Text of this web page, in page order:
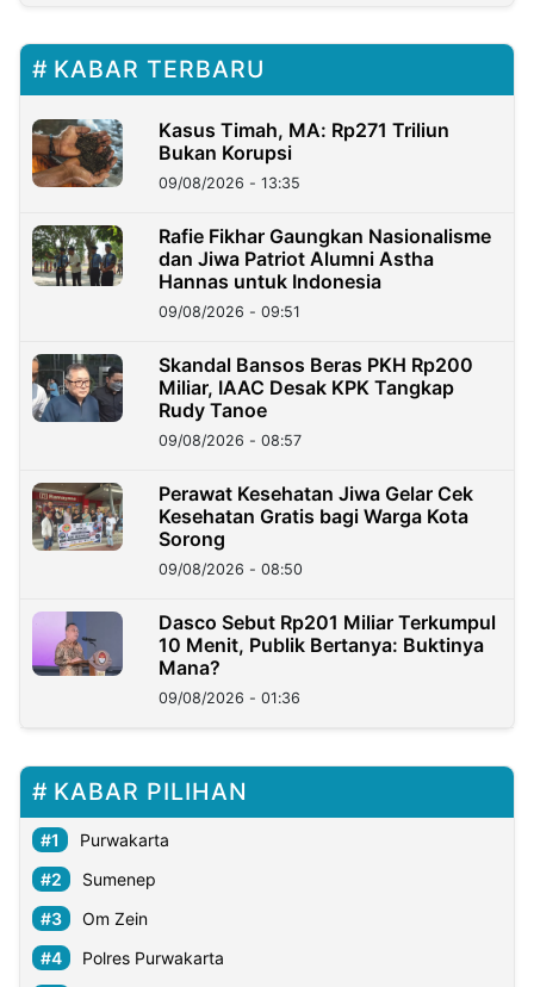
KABAR TERBARU
Kasus Timah, MA: Rp271 Triliun
Bukan Korupsi
09/08/2026 - 13:35
Rafie Fikhar Gaungkan Nasionalisme
dan Jiwa Patriot Alumni Astha
Hannas untuk Indonesia
09/08/2026 - 09:51
Skandal Bansos Beras PKH Rp200
Miliar, IAAC Desak KPK Tangkap
Rudy Tanoe
09/08/2026 - 08:57
Perawat Kesehatan Jiwa Gelar Cek
Kesehatan Gratis bagi Warga Kota
Sorong
09/08/2026 - 08:50
Dasco Sebut Rp201 Miliar Terkumpul
10 Menit, Publik Bertanya: Buktinya
Mana?
09/08/2026 - 01:36
KABAR PILIHAN
Purwakarta
Sumenep
Om Zein
Polres Purwakarta